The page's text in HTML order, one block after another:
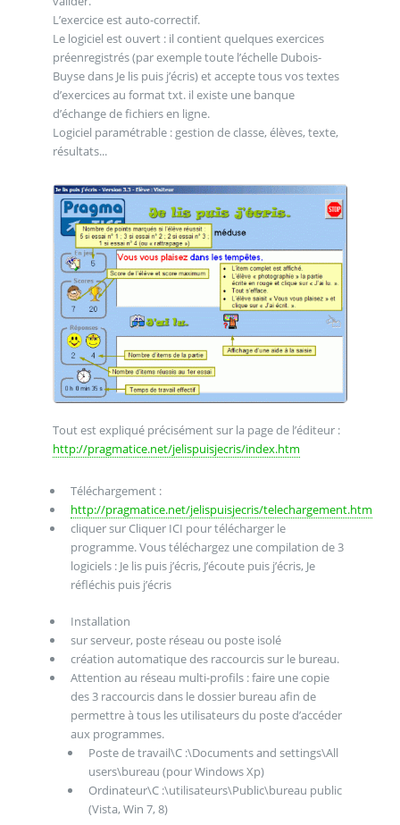
L’exercice est auto-correctif.
Le logiciel est ouvert : il contient quelques exercices
préenregistrés (par exemple toute l’échelle Dubois-
Buyse dans Je lis puis j’écris) et accepte tous vos textes
d’exercices au format txt. il existe une banque
d’échange de fichiers en ligne.
Logiciel paramétrable : gestion de classe, élèves, texte,
résultats...
Tout est expliqué précisément sur la page de l’éditeur :
http://pragmatice.net/jelispuisjecris/index.htm
Téléchargement :
http://pragmatice.net/jelispuisjecris/telechargement.htm
cliquer sur Cliquer ICI pour télécharger le
programme. Vous téléchargez une compilation de 3
logiciels : Je lis puis j’écris, J’écoute puis j’écris, Je
réfléchis puis j’écris
Installation
sur serveur, poste réseau ou poste isolé
création automatique des raccourcis sur le bureau.
Attention au réseau multi-profils : faire une copie
des 3 raccourcis dans le dossier bureau afin de
permettre à tous les utilisateurs du poste d’accéder
aux programmes.
Poste de travail\C :\Documents and settings\All
users\bureau (pour Windows Xp)
Ordinateur\C :\utilisateurs\Public\bureau public
(Vista, Win 7, 8)